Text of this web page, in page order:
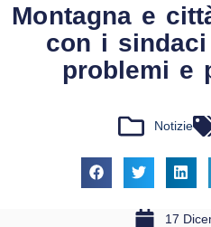
Montagna e
con i
problemi e
Notizie
17